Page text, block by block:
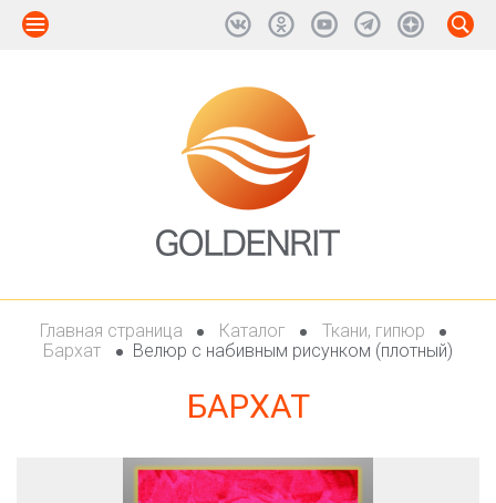
Главная страница Каталог
Ткани, гипюр
Бархат
Велюр с набивным рисунком (плотный)
БАРХАТ